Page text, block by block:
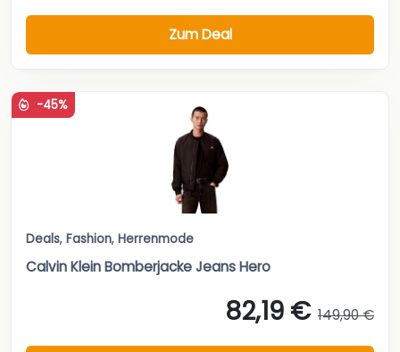
Zum Deal
-45%
Deals, Fashion, Herrenmode
Calvin Klein Bomberjacke Jeans Hero
82,19 € 149,90 €